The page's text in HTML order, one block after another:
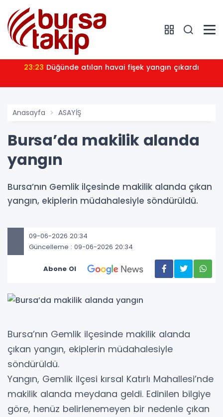
23:23 Düğünde atılan havai fişek yangın çıkardı
Anasayfa ASAYİŞ
Bursa’da makilik alanda
yangın
Bursa’nın Gemlik ilçesinde makilik alanda çıkan
yangın, ekiplerin müdahalesiyle söndürüldü.
09-06-2026 20:34
Güncelleme : 09-06-2026 20:34
Abone Ol
Bursa’nın Gemlik ilçesinde makilik alanda
çıkan yangın, ekiplerin müdahalesiyle
söndürüldü.
Yangın, Gemlik ilçesi kırsal Katırlı Mahallesi’nde
makilik alanda meydana geldi. Edinilen bilgiye
göre, henüz belirlenemeyen bir nedenle çıkan